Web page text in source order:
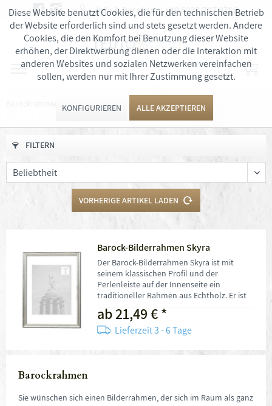
Info & Beratung:+49 5232 707 9788
FILTERN
VORHERIGE ARTIKEL LADEN
Barock-Bilderrahmen Skyra
Der Barock-Bilderrahmen Skyra ist mit
seinem klassischen Profil und der
Perlenleiste auf der Innenseite ein
traditioneller Rahmen aus Echtholz. Er ist
in vier verschiedenen Farben erhältlich. Die
Profilhöhe des Rahmens beträgt 21 mm
und die Profilbreite 23 mm. Die
Rückwandplatte besteht aus robustem
MDF-Holz, bei der Verglasung wählen Sie
ab 21,49 € *
Lieferzeit 3 - 6 Tage
Barockrahmen
Sie wünschen sich einen Bilderrahmen, der sich im Raum als ganz
Diese Website benutzt Cookies, die für den technischen Betrieb
der Website erforderlich sind und stets gesetzt werden. Andere
Cookies, die den Komfort bei Benutzung dieser Website
erhöhen, der Direktwerbung dienen oder die Interaktion mit
anderen Websites und sozialen Netzwerken vereinfachen
sollen, werden nur mit Ihrer Zustimmung gesetzt.
KONFIGURIEREN ALLE AKZEPTIEREN